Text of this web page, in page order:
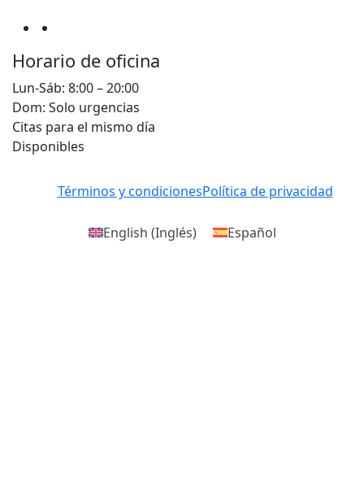
Horario de oficina
Lun-Sáb: 8:00 – 20:00
Dom: Solo urgencias
Citas para el mismo día
Disponibles
Términos y condicionesPolítica de privacidad
English (Inglés) Español